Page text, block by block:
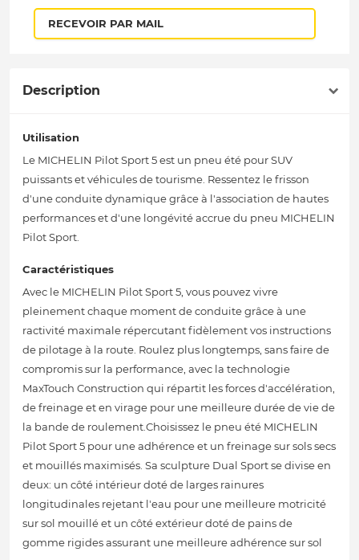
RECEVOIR PAR MAIL
Description
Utilisation
Le MICHELIN Pilot Sport 5 est un pneu été pour SUV
puissants et véhicules de tourisme. Ressentez le frisson
d'une conduite dynamique grâce à l'association de hautes
performances et d'une longévité accrue du pneu MICHELIN
Pilot Sport.
Caractéristiques
Avec le MICHELIN Pilot Sport 5, vous pouvez vivre
pleinement chaque moment de conduite grâce à une
ractivité maximale répercutant fidèlement vos instructions
de pilotage à la route. Roulez plus longtemps, sans faire de
compromis sur la performance, avec la technologie
MaxTouch Construction qui répartit les forces d'accélération,
de freinage et en virage pour une meilleure durée de vie de
la bande de roulement.Choisissez le pneu été MICHELIN
Pilot Sport 5 pour une adhérence et un freinage sur sols secs
et mouillés maximisés. Sa sculpture Dual Sport se divise en
deux: un côté intérieur doté de larges rainures
longitudinales rejetant l'eau pour une meilleure motricité
sur sol mouillé et un côté extérieur doté de pains de
gomme rigides assurant une meilleure adhérence sur sol